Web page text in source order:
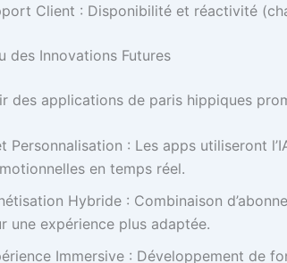
Client : Disponibilité et réactivité
des Innovations Futures
des applications de paris hippiques
Personnalisation : Les apps utiliseront
en temps réel.
Hybride : Combinaison
une expérience plus adaptée.
Immersive : Développement de